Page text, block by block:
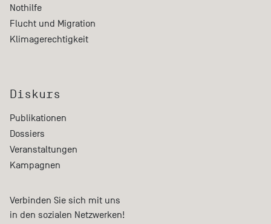
Nothilfe
Flucht und Migration
Klimagerechtigkeit
Diskurs
Publikationen
Dossiers
Veranstaltungen
Kampagnen
Verbinden Sie sich mit uns
in den sozialen Netzwerken!